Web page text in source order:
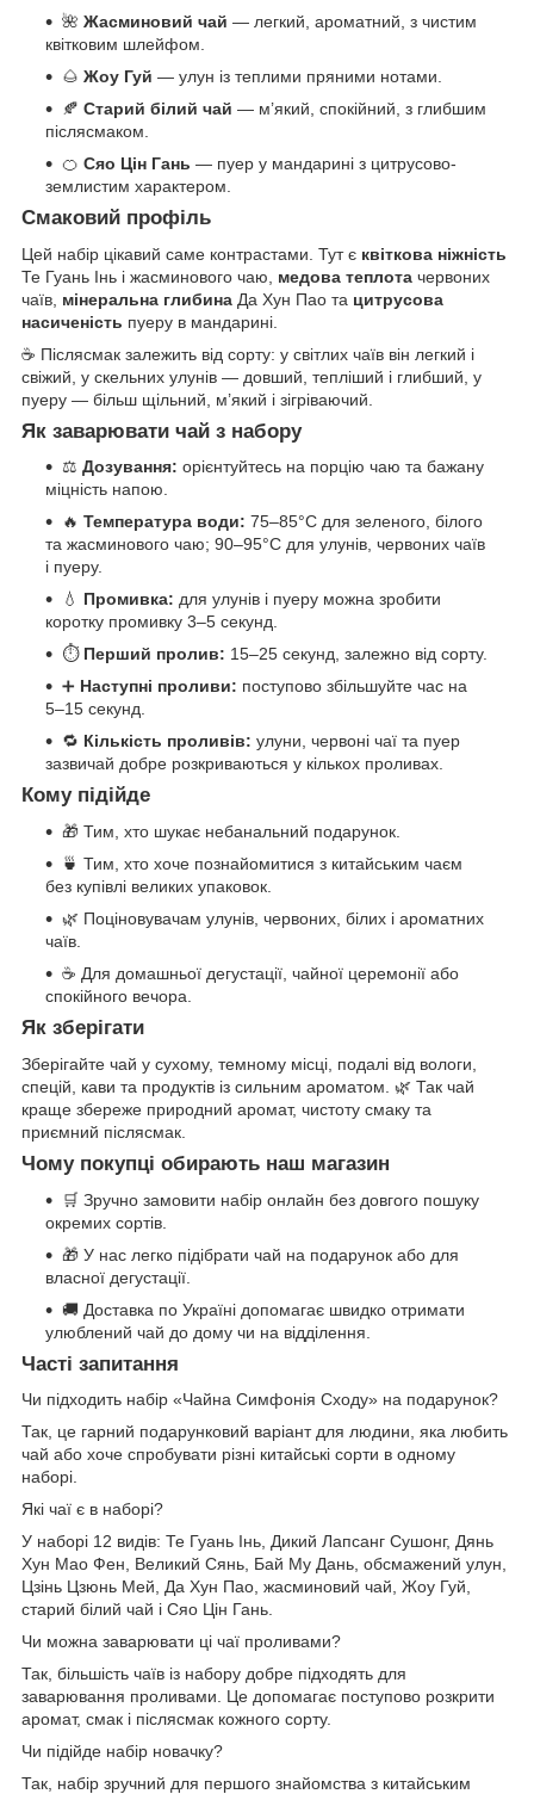
🌺 Жасминовий чай — легкий, ароматний, з чистим
квітковим шлейфом.
🌰 Жоу Гуй — улун із теплими пряними нотами.
🍂 Старий білий чай — м’який, спокійний, з глибшим
післясмаком.
🍊 Сяо Цін Гань — пуер у мандарині з цитрусово-
землистим характером.
Смаковий профіль
Цей набір цікавий саме контрастами. Тут є квіткова ніжність
Те Гуань Інь і жасминового чаю, медова теплота червоних
чаїв, мінеральна глибина Да Хун Пао та цитрусова
насиченість пуеру в мандарині.
☕ Післясмак залежить від сорту: у світлих чаїв він легкий і
свіжий, у скельних улунів — довший, тепліший і глибший, у
пуеру — більш щільний, м’який і зігріваючий.
Як заварювати чай з набору
⚖️ Дозування: орієнтуйтесь на порцію чаю та бажану
міцність напою.
🔥 Температура води: 75–85°C для зеленого, білого
та жасминового чаю; 90–95°C для улунів, червоних чаїв
і пуеру.
💧 Промивка: для улунів і пуеру можна зробити
коротку промивку 3–5 секунд.
⏱️ Перший пролив: 15–25 секунд, залежно від сорту.
➕ Наступні проливи: поступово збільшуйте час на
5–15 секунд.
🔁 Кількість проливів: улуни, червоні чаї та пуер
зазвичай добре розкриваються у кількох проливах.
Кому підійде
🎁 Тим, хто шукає небанальний подарунок.
🍵 Тим, хто хоче познайомитися з китайським чаєм
без купівлі великих упаковок.
🌿 Поціновувачам улунів, червоних, білих і ароматних
чаїв.
☕ Для домашньої дегустації, чайної церемонії або
спокійного вечора.
Як зберігати
Зберігайте чай у сухому, темному місці, подалі від вологи,
спецій, кави та продуктів із сильним ароматом. 🌿 Так чай
краще збереже природний аромат, чистоту смаку та
приємний післясмак.
Чому покупці обирають наш магазин
🛒 Зручно замовити набір онлайн без довгого пошуку
окремих сортів.
🎁 У нас легко підібрати чай на подарунок або для
власної дегустації.
🚚 Доставка по Україні допомагає швидко отримати
улюблений чай до дому чи на відділення.
Часті запитання
Чи підходить набір «Чайна Симфонія Сходу» на подарунок?
Так, це гарний подарунковий варіант для людини, яка любить
чай або хоче спробувати різні китайські сорти в одному
наборі.
Які чаї є в наборі?
У наборі 12 видів: Те Гуань Інь, Дикий Лапсанг Сушонг, Дянь
Хун Мао Фен, Великий Сянь, Бай Му Дань, обсмажений улун,
Цзінь Цзюнь Мей, Да Хун Пао, жасминовий чай, Жоу Гуй,
старий білий чай і Сяо Цін Гань.
Чи можна заварювати ці чаї проливами?
Так, більшість чаїв із набору добре підходять для
заварювання проливами. Це допомагає поступово розкрити
аромат, смак і післясмак кожного сорту.
Чи підійде набір новачку?
Так, набір зручний для першого знайомства з китайським